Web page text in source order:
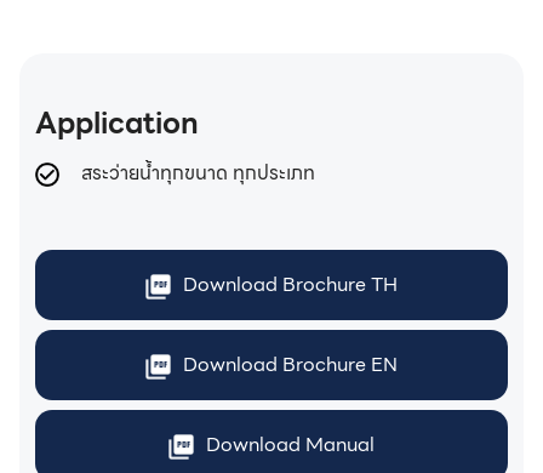
Application
สระว่ายน้ำทุกขนาด ทุกประเภท
Download Brochure TH
Download Brochure EN
Download Manual